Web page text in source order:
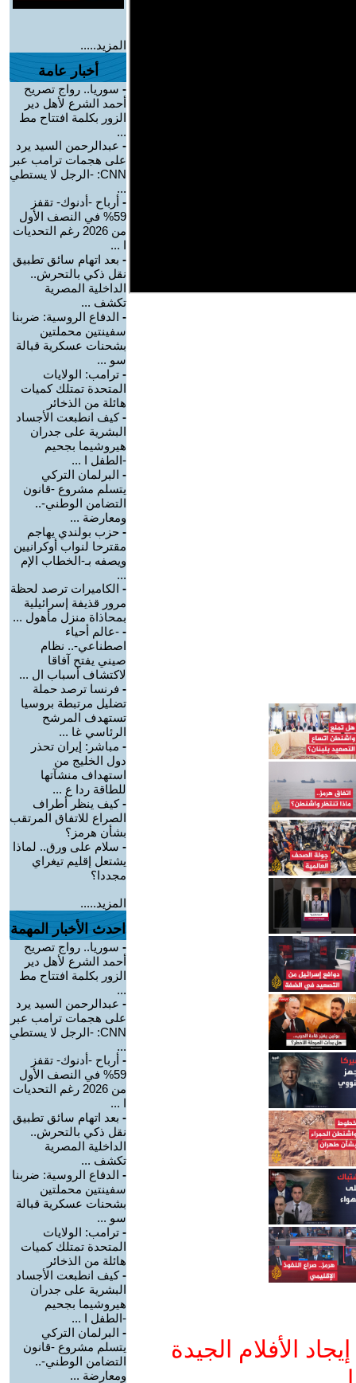
الأفلام الجيدة
المزيد.....
أخبار عامة
- سوريا.. رواج تصريح
أحمد الشرع لأهل دير
الزور بكلمة افتتاح مط
...
- عبدالرحمن السيد يرد
على هجمات ترامب عبر
CNN: -الرجل لا يستطي
...
- أرباح -أدنوك- تقفز
59% في النصف الأول
من 2026 رغم التحديات
ا ...
- بعد اتهام سائق تطبيق
نقل ذكي بالتحرش..
الداخلية المصرية
تكشف ...
- الدفاع الروسية: ضربنا
سفينتين محملتين
بشحنات عسكرية قبالة
سو ...
- ترامب: الولايات
المتحدة تمتلك كميات
هائلة من الذخائر
-كيف انطبعت الأجساد
البشرية على جدران
هيروشيما بجحيم
-الطفل ا ...
- البرلمان التركي
يتسلم مشروع -قانون
التضامن الوطني-..
ومعارضة ...
- حزب بولندي يهاجم
مقترحا لنواب أوكرانيين
ويصفه بـ-الخطاب الإم
...
- الكاميرات ترصد لحظة
مرور قذيفة إسرائيلية
بمحاذاة منزل مأهول ...
- -عالم أحياء
اصطناعي-.. نظام
صيني يفتح آفاقا
لاكتشاف أسباب ال ...
- فرنسا ترصد حملة
تضليل مرتبطة بروسيا
تستهدف المرشح
الرئاسي غا ...
- مباشر: إيران تحذر
دول الخليج من
استهداف منشآتها
للطاقة ردا ع ...
-كيف ينظر أطراف
الصراع للاتفاق المرتقب
بشأن هرمز؟
- سلام على ورق.. لماذا
يشتعل إقليم تيغراي
مجددا؟
المزيد.....
احدث الأخبار المهمة
- سوريا.. رواج تصريح
أحمد الشرع لأهل دير
الزور بكلمة افتتاح مط
...
- عبدالرحمن السيد يرد
على هجمات ترامب عبر
CNN: -الرجل لا يستطي
...
- أرباح -أدنوك- تقفز
59% في النصف الأول
من 2026 رغم التحديات
ا ...
- بعد اتهام سائق تطبيق
نقل ذكي بالتحرش..
الداخلية المصرية
تكشف ...
- الدفاع الروسية: ضربنا
سفينتين محملتين
بشحنات عسكرية قبالة
سو ...
- ترامب: الولايات
المتحدة تمتلك كميات
هائلة من الذخائر
-كيف انطبعت الأجساد
البشرية على جدران
هيروشيما بجحيم
-الطفل ا ...
- البرلمان التركي
يتسلم مشروع -قانون
التضامن الوطني-..
ومعارضة ...